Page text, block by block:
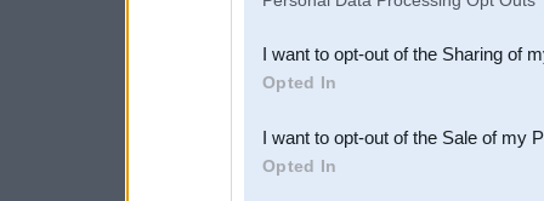
Downstream Participants
third parties.
I want to opt-out of the Sharing of
Opted In
I want to opt-out of the Sale of my
Opted In